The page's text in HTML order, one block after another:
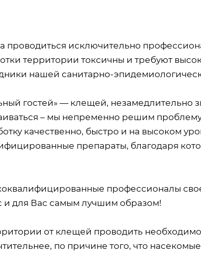
исключительно
территории токсичны и требуют
нашей санитарно-
гостей» — клещей, незамедлительно
– мы непременно решим
качественно, быстро и на высоком
препараты, благодаря
профессионалы
и для Вас самым лучшим образом!
от клещей проводить
по причине того, что